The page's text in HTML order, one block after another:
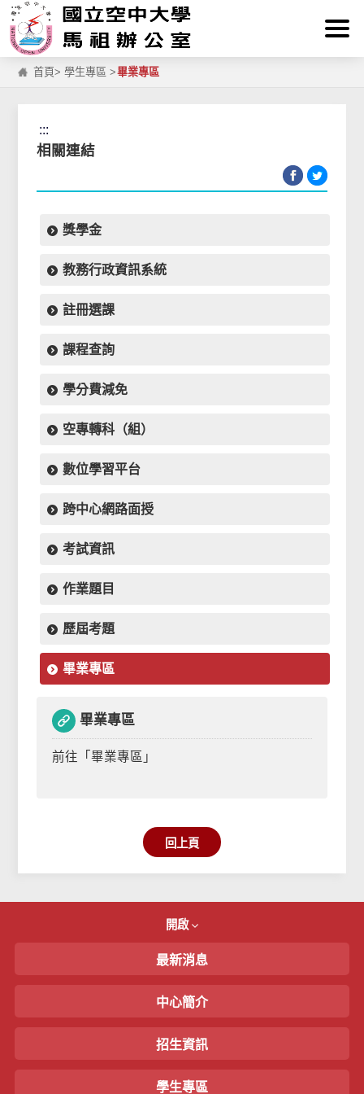
跳到主要內容區塊
:::
首頁>學生專區 >畢業專區
:::
相關連結
獎學金
教務行政資訊系統
註冊選課
課程查詢
學分費減免
空專轉科（組）
數位學習平台
跨中心網路面授
考試資訊
作業題目
歷屆考題
畢業專區
畢業專區
前往「畢業專區」
回上頁
開啟
最新消息
中心簡介
招生資訊
學生專區